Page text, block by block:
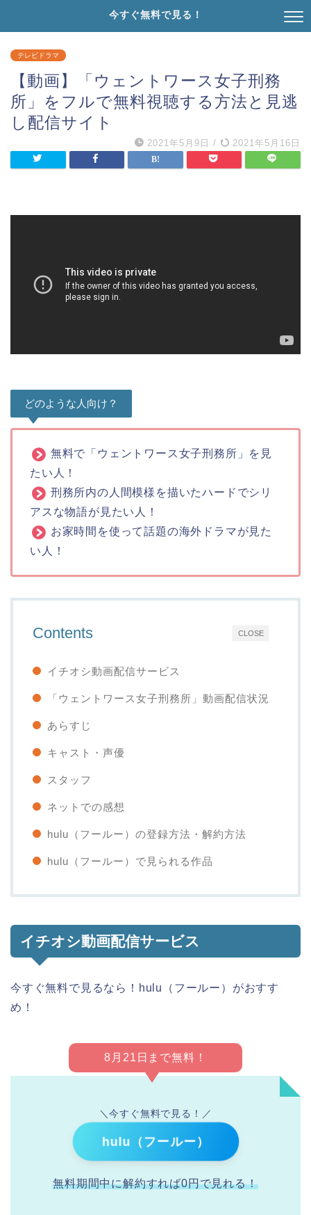
今すぐ無料で見る！
テレビドラマ
【動画】「ウェントワース女子刑務
所」をフルで無料視聴する方法と見逃
し配信サイト
2021年5月9日 / 2021年5月16日
どのような人向け？
無料で「ウェントワース女子刑務所」を見
たい人！
刑務所内の人間模様を描いたハードでシリ
アスな物語が見たい人！
お家時間を使って話題の海外ドラマが見た
い人！
CLOSE
Contents
イチオシ動画配信サービス
「ウェントワース女子刑務所」動画配信状況
あらすじ
キャスト・声優
スタッフ
ネットでの感想
hulu（フールー）の登録方法・解約方法
hulu（フールー）で見られる作品
イチオシ動画配信サービス
今すぐ無料で見るなら！hulu（フールー）がおすす
め！
8月21日まで無料！
＼今すぐ無料で見る！／
hulu（フールー）
無料期間中に解約すれば0円で見れる！